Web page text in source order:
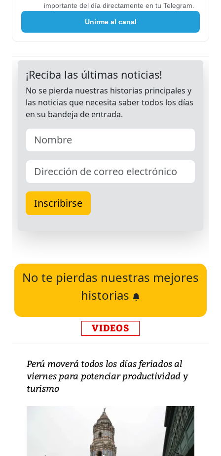
importante del día directamente en tu Telegram.
Unirme al canal
No te pierdas nuestras mejores
historias
VIDEOS
Perú moverá todos los días feriados al
viernes para potenciar productividad y
turismo